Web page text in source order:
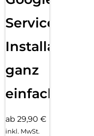
Services
Installation
ganz
einfach
ab 29,90 €
inkl. MwSt.